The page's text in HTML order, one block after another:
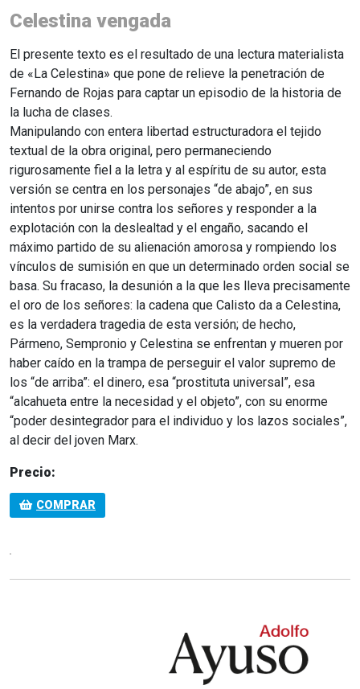
Celestina vengada
El presente texto es el resultado de una lectura materialista
de «La Celestina» que pone de relieve la penetración de
Fernando de Rojas para captar un episodio de la historia de
la lucha de clases.
Manipulando con entera libertad estructuradora el tejido
textual de la obra original, pero permaneciendo
rigurosamente fiel a la letra y al espíritu de su autor, esta
versión se centra en los personajes “de abajo”, en sus
intentos por unirse contra los señores y responder a la
explotación con la deslealtad y el engaño, sacando el
máximo partido de su alienación amorosa y rompiendo los
vínculos de sumisión en que un determinado orden social se
basa. Su fracaso, la desunión a la que les lleva precisamente
el oro de los señores: la cadena que Calisto da a Celestina,
es la verdadera tragedia de esta versión; de hecho,
Pármeno, Sempronio y Celestina se enfrentan y mueren por
haber caído en la trampa de perseguir el valor supremo de
los “de arriba”: el dinero, esa “prostituta universal”, esa
“alcahueta entre la necesidad y el objeto”, con su enorme
“poder desintegrador para el individuo y los lazos sociales”,
al decir del joven Marx.
Precio:
COMPRAR